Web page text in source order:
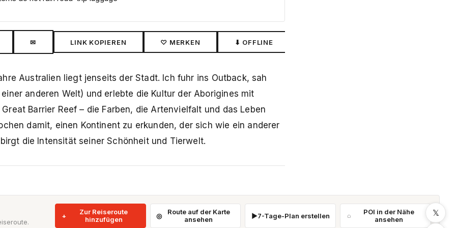
✉ LINK KOPIEREN ♡ MERKEN ⬇ OFFLINE
Australien liegt jenseits der Stadt. Ich fuhr ins Outback, sah
anderen Welt) und erlebte die Kultur der Aborigines mit
Barrier Reef – die Farben, die Artenvielfalt und das Leben
damit, einen Kontinent zu erkunden, der sich wie ein anderer
die Intensität seiner Schönheit und Tierwelt.
Zur Reiseroute
hinzufügen
Route auf der Karte
ansehen
7-Tage-Plan erstellen
POI in der Nähe
ansehen
𝕏